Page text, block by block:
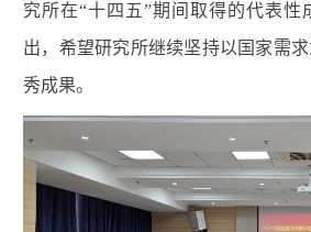
究所在“十四五”期间取得的代表性
出，希望研究所继续坚持以国家需
秀成果。